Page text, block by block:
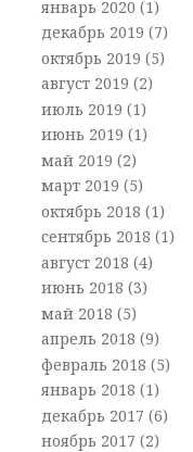
январь 2020 (1)
декабрь 2019 (7)
октябрь 2019 (5)
август 2019 (2)
июль 2019 (1)
июнь 2019 (1)
май 2019 (2)
март 2019 (5)
октябрь 2018 (1)
сентябрь 2018 (1)
август 2018 (4)
июнь 2018 (3)
май 2018 (5)
апрель 2018 (9)
февраль 2018 (5)
январь 2018 (1)
декабрь 2017 (6)
ноябрь 2017 (2)